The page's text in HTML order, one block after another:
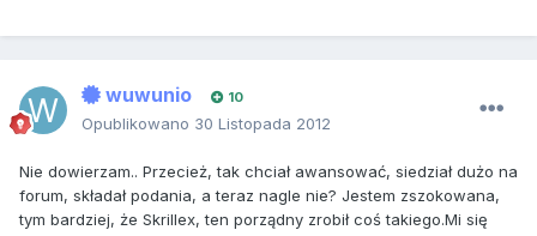
wuwunio 10
Opublikowano 30 Listopada 2012
Nie dowierzam.. Przecież, tak chciał awansować, siedział dużo na
forum, składał podania, a teraz nagle nie? Jestem zszokowana,
tym bardziej, że Skrillex, ten porządny zrobił coś takiego.Mi się